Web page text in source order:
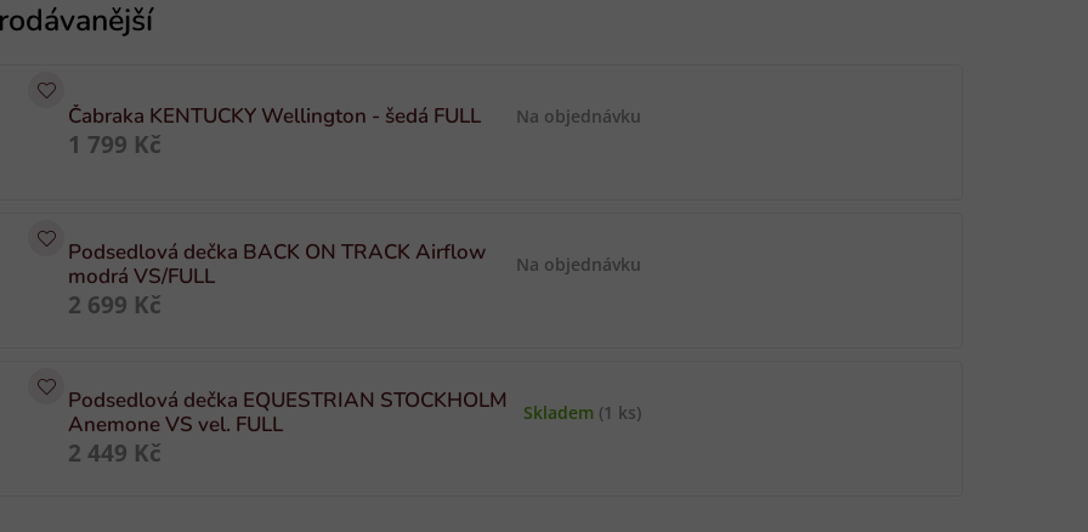
Čabraka KENTUCKY Wellington - šedá FULL Na objednávku
1 799 Kč
Podsedlová dečka BACK ON TRACK Airflow
modrá VS/FULL
Na objednávku
2 699 Kč
Podsedlová dečka EQUESTRIAN STOCKHOLM
Anemone VS vel. FULL
Skladem (1 ks)
2 449 Kč